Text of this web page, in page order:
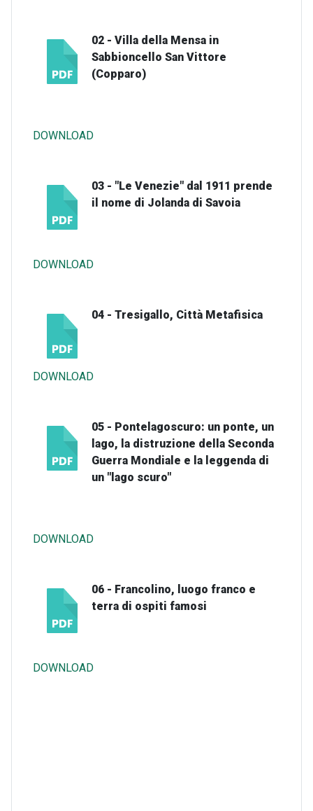
02 - Villa della Mensa in
Sabbioncello San Vittore
(Copparo)
DOWNLOAD
03 - "Le Venezie" dal 1911 prende
il nome di Jolanda di Savoia
DOWNLOAD
04 - Tresigallo, Città Metafisica
DOWNLOAD
05 - Pontelagoscuro: un ponte, un
lago, la distruzione della Seconda
Guerra Mondiale e la leggenda di
un "lago scuro"
DOWNLOAD
06 - Francolino, luogo franco e
terra di ospiti famosi
DOWNLOAD